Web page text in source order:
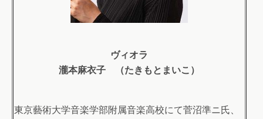
ヴィオラ
瀧本麻衣子 （たきもとまいこ）
東京藝術大学音楽学部附属音楽高校にて菅沼準ニ氏、